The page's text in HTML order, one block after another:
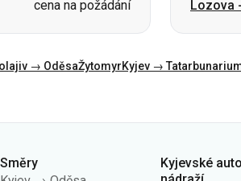
Varšava → Dněpr
Dněpr → Oděsa
AN Pivdenna